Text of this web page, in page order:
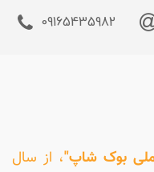
09165435982
بوک شاپ"، از سال